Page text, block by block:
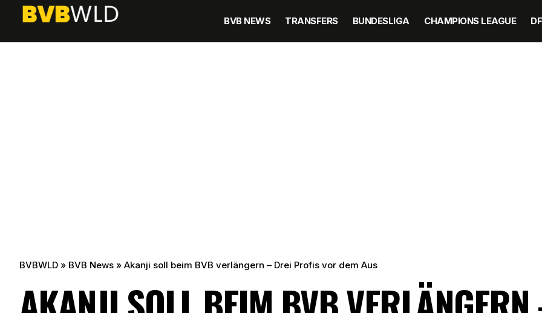
BVB NEWS TRANSFERS BUNDESLIGA CHAMPIONS LEAGUE
BVBWLD » BVB News » Akanji soll beim BVB verlängern – Drei Profis vor dem Aus